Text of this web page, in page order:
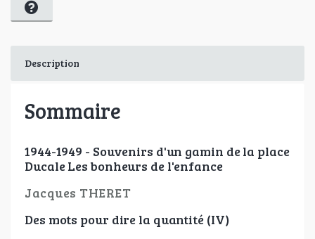
Description
Sommaire
1944-1949 - Souvenirs d'un gamin de la place
Ducale Les bonheurs de l'enfance
Jacques THERET
Des mots pour dire la quantité (IV)